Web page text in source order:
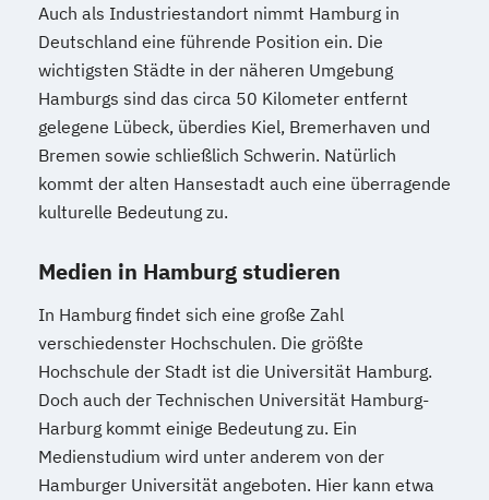
Auch als Industriestandort nimmt Hamburg in
Deutschland eine führende Position ein. Die
wichtigsten Städte in der näheren Umgebung
Hamburgs sind das circa 50 Kilometer entfernt
gelegene Lübeck, überdies Kiel, Bremerhaven und
Bremen sowie schließlich Schwerin. Natürlich
kommt der alten Hansestadt auch eine überragende
kulturelle Bedeutung zu.
Medien in Hamburg studieren
In Hamburg findet sich eine große Zahl
verschiedenster Hochschulen. Die größte
Hochschule der Stadt ist die Universität Hamburg.
Doch auch der Technischen Universität Hamburg-
Harburg kommt einige Bedeutung zu. Ein
Medienstudium wird unter anderem von der
Hamburger Universität angeboten. Hier kann etwa